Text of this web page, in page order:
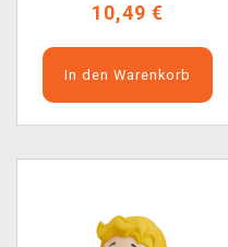
10,49 €
In den Warenkorb